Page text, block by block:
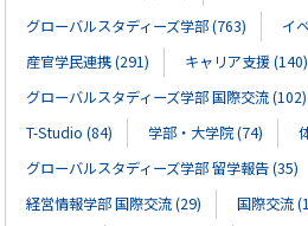
グローバルスタディーズ学部 (763)
イ
産官学民連携 (291)
キャリア支援 (140)
グローバルスタディーズ学部 国際交流 (102)
T-Studio (84)
学部・大学院 (74)
グローバルスタディーズ学部 留学報告 (35)
経営情報学部 国際交流 (29)
国際交流